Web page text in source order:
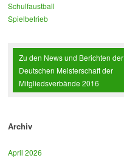
Schulfaustball
Spielbetrieb
Zu den News und Berichten der
Deutschen Meisterschaft der
Mitgliedsverbände 2016
Archiv
April 2026